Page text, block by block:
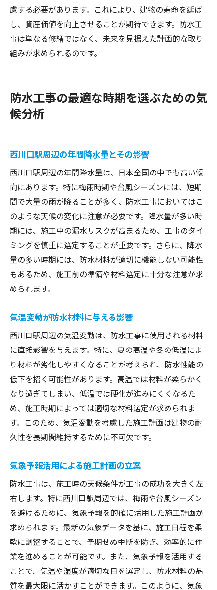
慮する必要があります。これにより、建物の寿命を延ば
し、資産価値を向上させることが期待できます。防水工
事は単なる修繕ではなく、未来を見据えた計画的な取り
組みが求められるのです。
防水工事の最適な時期を選ぶための気
候分析
西川口駅周辺の年間降水量とその影響
西川口駅周辺の年間降水量は、日本全国の中でも高い傾
向にあります。特に梅雨時期や台風シーズンには、短期
間で大量の雨が降ることが多く、防水工事においてはこ
のような天候の変化に注意が必要です。降水量が多い時
期には、施工中の漏水リスクが高まるため、工事のタイ
ミングを慎重に選定することが重要です。さらに、降水
量の多い時期には、防水材料が適切に機能しない可能性
もあるため、施工前の準備や材料選定に十分な注意が求
められます。
気温変動が防水材料に与える影響
西川口駅周辺の気温変動は、防水工事に使用される材料
に直接影響を与えます。特に、夏の高温や冬の低温によ
り材料が劣化しやすくなることが考えられ、防水性能の
低下を招く可能性があります。高温では材料が柔らかく
なり過ぎてしまい、低温では硬化が進みにくくなるた
め、施工時期によっては適切な材料選定が求められま
す。このため、気温変動を考慮した施工計画は建物の耐
久性を長期間維持するために不可欠です。
気象予報活用による施工計画の立案
防水工事は、施工時の天候条件が工事の成功を大きく左
右します。特に西川口駅周辺では、梅雨や台風シーズン
を避けるために、気象予報を的確に活用した施工計画が
求められます。最新の気象データを基に、施工日程を柔
軟に調整することで、予期せぬ中断を防ぎ、効率的に作
業を進めることが可能です。また、気象予報を活用する
ことで、気温や湿度が適切な日を選定し、防水材料の品
質を最大限に活かすことができます。このように、気象